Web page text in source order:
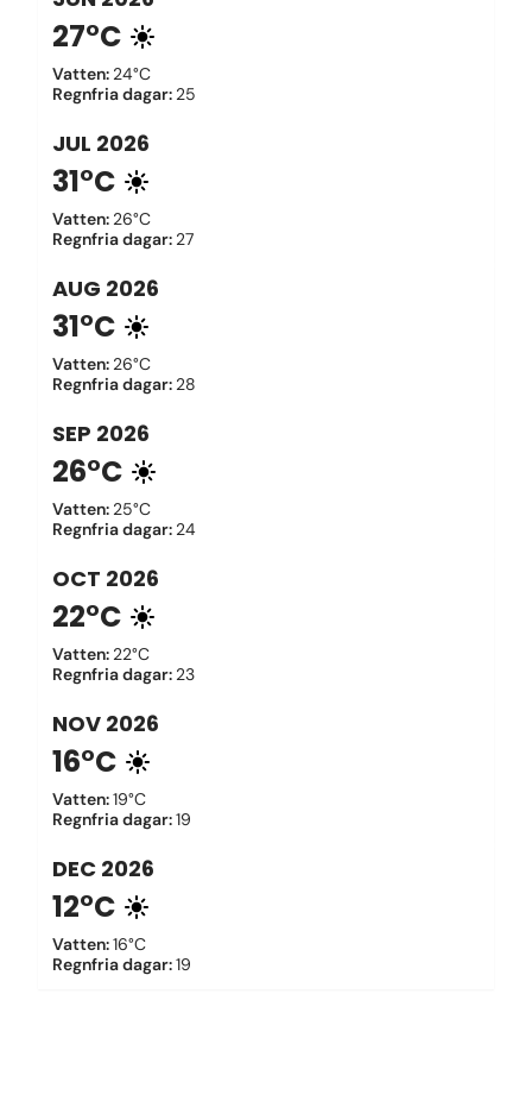
27°C
Vatten: 24°C
Regnfria dagar: 25
JUL 2026
31°C
Vatten: 26°C
Regnfria dagar: 27
AUG 2026
31°C
Vatten: 26°C
Regnfria dagar: 28
SEP 2026
26°C
Vatten: 25°C
Regnfria dagar: 24
OCT 2026
22°C
Vatten: 22°C
Regnfria dagar: 23
NOV 2026
16°C
Vatten:19°C
Regnfria dagar:19
DEC 2026
12°C
Vatten:16°C
Regnfria dagar:19